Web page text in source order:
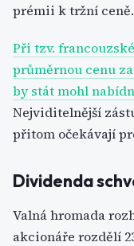
prémii k tržní ceně.
Při tzv.
průměrnou cenu
by stát mohl
Nejviditelnější
přitom očekávají
Dividenda
Valná hromada
akcionáře rozdělí